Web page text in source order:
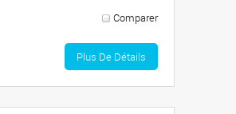
Comparer
Plus De Détails